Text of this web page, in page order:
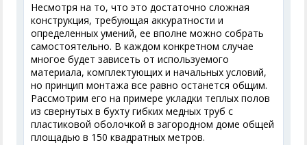
Несмотря на то, что это достаточно сложная
конструкция, требующая аккуратности и
определенных умений, ее вполне можно собрать
самостоятельно. В каждом конкретном случае
многое будет зависеть от используемого
материала, комплектующих и начальных условий,
но принцип монтажа все равно останется общим.
Рассмотрим его на примере укладки теплых полов
из свернутых в бухту гибких медных труб с
пластиковой оболочкой в загородном доме общей
площадью в 150 квадратных метров.